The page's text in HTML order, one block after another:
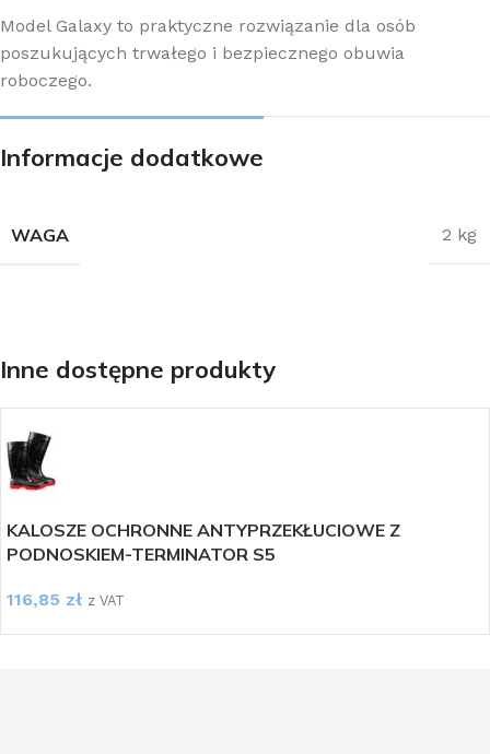
Model Galaxy to praktyczne rozwiązanie dla osób
poszukujących trwałego i bezpiecznego obuwia
roboczego.
Informacje dodatkowe
WAGA 2 kg
Inne dostępne produkty
KALOSZE OCHRONNE ANTYPRZEKŁUCIOWE Z
PODNOSKIEM-TERMINATOR S5
116,85 zł z VAT